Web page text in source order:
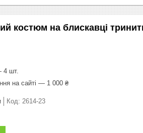
костюм на блискавці
4 шт.
на сайті — 1 000 ₴
Код: 2614-23